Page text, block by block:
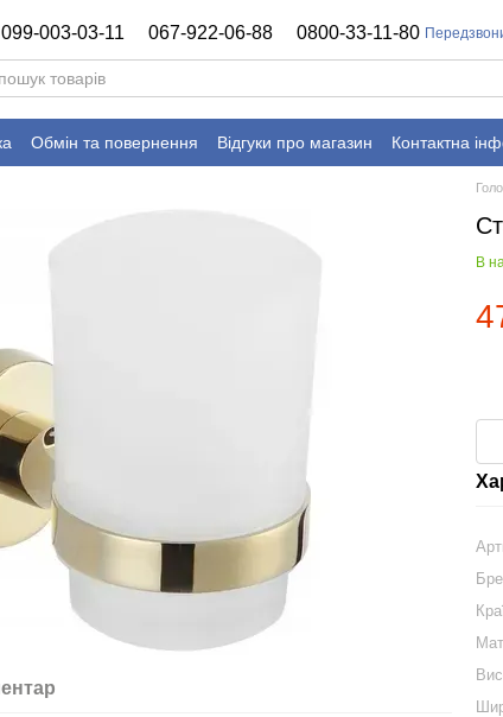
099-003-03-11 067-922-06-88 0800-33-11-80
Обмін та повернення Відгуки про магазин Контактна
В